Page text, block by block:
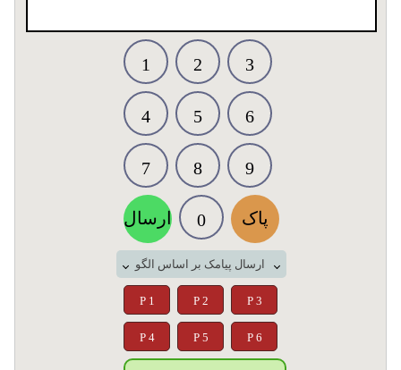
1 2 3
4 5 6
7 8 9
ارسال 0 پاک
ارسال پیامک بر اساس الگو
P 1 P 2 P 3
P 4 P 5 P 6